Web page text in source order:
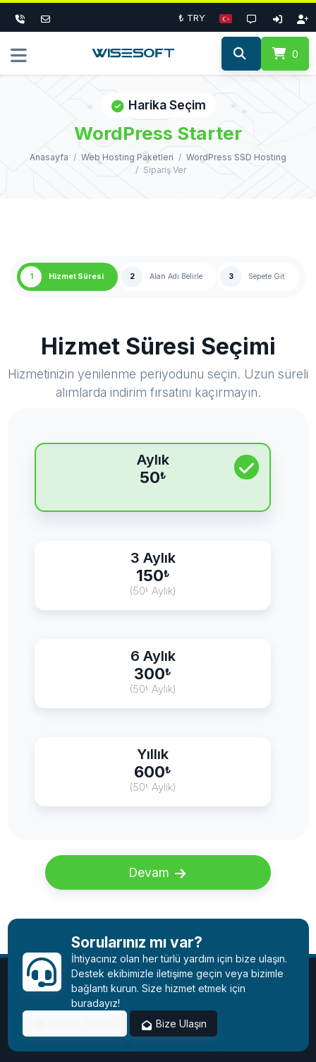
₺ TRY
0
WordPress Starter
Harika Seçim
Anasayfa Web Hosting Paketleri
WordPress SSD Hosting
Sipariş Ver
1 Hizmet Süresi 2 Alan Adı Belirle 3 Sepete Git
Hizmet Süresi Seçimi
Hizmetinizin yenilenme periyodunu seçin. Uzun süreli
alımlarda indirim fırsatını kaçırmayın.
Aylık
50₺
3 Aylık
150₺
(50₺ Aylık)
6 Aylık
300₺
(50₺ Aylık)
Yıllık
600₺
(50₺ Aylık)
Devam
Sorularınız mı var?
İhtiyacınız olan her türlü yardım için bize ulaşın.
Destek ekibimizle iletişime geçin veya bizimle
bağlantı kurun. Size hizmet etmek için
buradayız!
Bize Ulaşın